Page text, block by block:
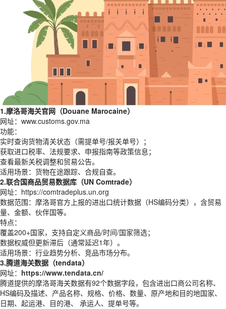
1.摩洛哥海关官网（Douane Marocaine）
网址：www.customs.gov.ma
功能：
实时查询货物清关状态（需提单号/报关单号）；
获取进口税率、法规要求、申报指南等政策信息；
查看最新关税调整和贸易公告。
适用场景：货物在途跟踪、合规自查。
2.联合国商品贸易数据库（UN Comtrade）
网址：https://comtradeplus.un.org
数据范围：摩洛哥官方上报的进出口统计数据（HS编码分类），含贸易
量、金额、伙伴国等。
特点：
覆盖200+国家，支持自定义商品/时间/国家筛选；
数据权威但更新滞后（通常延迟1年）。
适用场景：行业趋势分析、竞品市场分布。
3.腾道海关数据（tendata）
网址： https://www.tendata.cn/
腾道提供的摩洛哥海关数据有92个数据字段，包含进出口商公司名称、
HS编码及描述、产品名称、规格、价格、数量、原产地和目的地国家、
日期、起运港、目的港、 承运人、提单号等。